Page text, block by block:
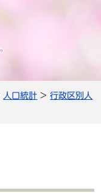
人口統計 >行政区別人